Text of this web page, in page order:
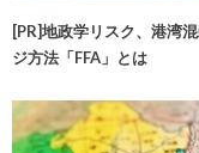
[PR]地政学リスク、港湾
ジ方法「FFA」とは